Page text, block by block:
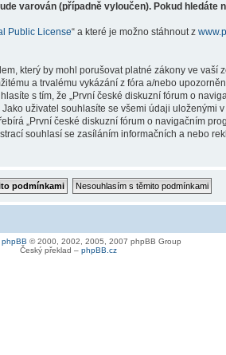
varován (případně vyloučen). Pokud
Public License“ a které je možno stáhnout z
který by mohl porušovat platné zákony ve vaší
a trvalému vykázání z fóra a/nebo
s tím, že „První české diskuzní fórum o
uživatel souhlasíte se všemi údaji uloženými
„První české diskuzní fórum o navigačním
souhlasí se zasíláním informačních a nebo
phpBB © 2000, 2002, 2005, 2007 phpBB Group
Český překlad – phpBB.cz